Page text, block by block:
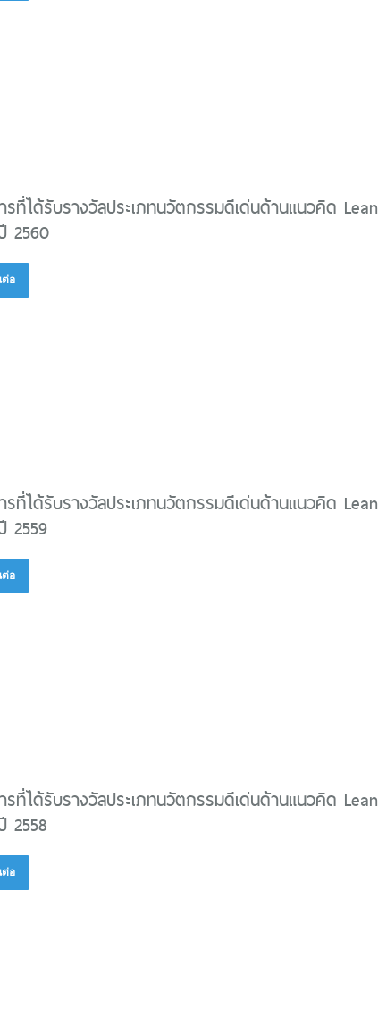
รที่ได้รับรางวัลประเภทนวัตกรรมดีเด่นด้านแนวคิด Lean
2560
อ
รที่ได้รับรางวัลประเภทนวัตกรรมดีเด่นด้านแนวคิด Lean
2559
อ
รที่ได้รับรางวัลประเภทนวัตกรรมดีเด่นด้านแนวคิด Lean
2558
อ